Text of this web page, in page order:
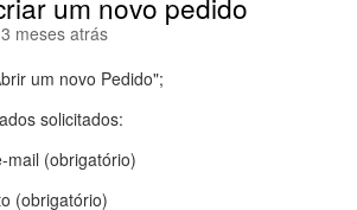
meses atrás
um novo Pedido";
solicitados:
mail (obrigatório)
(obrigatório)